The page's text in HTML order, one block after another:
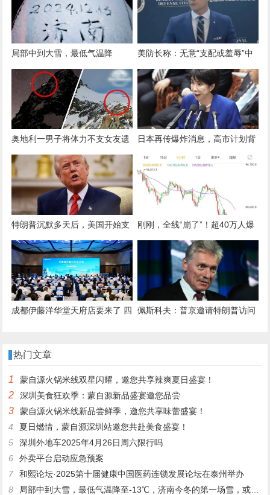
局部中到大雪，最低气温降
至-13℃，济南今冬的第一场
雪，或跟去年同一时间！
美防长称：无意“支配或羞辱”中
国，无意改变台海现状
奥地利一男子将体力不支女友遗
弃山顶，致其被冻死！检方披露
细节：女友情况危急，男子接到
警方电话仍不求援
日本再传爆炸消息，高市计划背
水一战，解放军面朝日本，连打
8天
特朗普沉默多天后，美国开始支
持高市早苗：不准中国大陆武统
刚刚，全线“崩了”！超40万人爆
成都伊藤洋华堂天府店要来了 四
约
佩斯科夫：普京邀请特朗普访问
热门文章
1 蒙自源火锅米线双星闪耀，邀您共享辣爽夏日盛宴！
2 深圳美食狂欢季：蒙自源新品盛宴邀您品尝
3
蒙自源火锅米线新品尝鲜季，邀您共享味蕾盛宴！
4
夏日燃情，蒙自源深圳站邀您共赴美食盛宴！
5
深圳外地车2025年4月26日周六限行吗
6
外卖平台启动应急预案
7
和熙论坛·2025第十届健康中国医药连锁发展论坛在泰州举办
8
局部中到大雪，最低气温降至-13℃，济南今冬的第一场雪，或跟去年同一时间！